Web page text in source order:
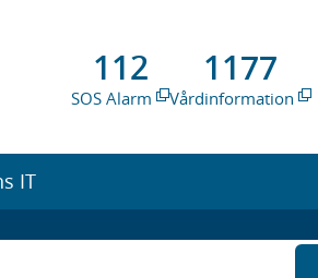
112
SOS Alarm
1177
Vårdinformation
IT